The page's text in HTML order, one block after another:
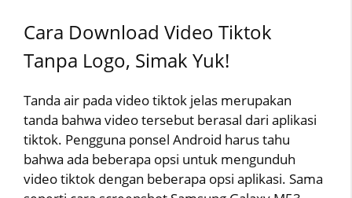
Cara Download Video Tiktok
Tanpa Logo, Simak Yuk!
Tanda air pada video tiktok jelas merupakan
tanda bahwa video tersebut berasal dari aplikasi
tiktok. Pengguna ponsel Android harus tahu
bahwa ada beberapa opsi untuk mengunduh
video tiktok dengan beberapa opsi aplikasi. Sama